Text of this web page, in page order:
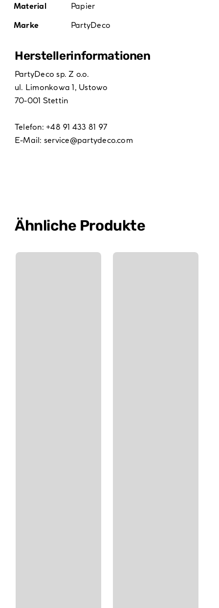
Material
Papier
Marke
PartyDeco
Hersteller­informationen
PartyDeco sp. Z o.o.
ul. Limonkowa 1, Ustowo
70-001 Stettin
Telefon: +48 91 433 81 97
E-Mail: service@partydeco.com
Ähnliche Produkte